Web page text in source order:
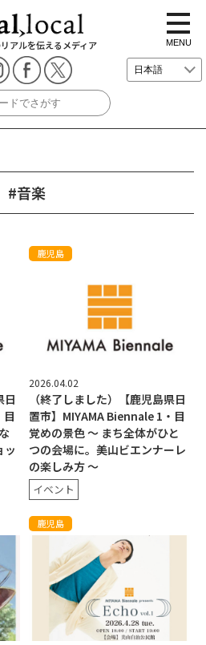
アルを伝えるメディア
t
o
g
g
e
i
i
MENU
#音楽
日
ッ
鹿児島
2026.04.02
（終了しました）【鹿児島県日
置市】MIYAMA Biennale 1・目
覚めの景色 〜 まち全体がひと
つの会場に。美山ビエンナーレ
の楽しみ方 〜
イベント
鹿児島